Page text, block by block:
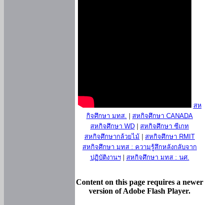
สห
กิจศึกษา มทส.
สหกิจศึกษา CANADA
สหกิจศึกษา WD
สหกิจศึกษา ซีเกท
สหกิจศึกษากล้วยไม้
สหกิจศึกษา RMIT
สหกิจศึกษา มทส : ความรู้สึกหลังกลับจาก
ปฏิบัติงานฯ| สหกิจศึกษา มทส : นศ.
Content on this page requires a newer
version of Adobe Flash Player.